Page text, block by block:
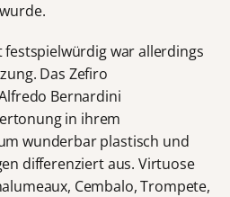
war allerdings
Das Zefiro
Bernardini
in ihrem
wunderbar plastisch und
differenziert aus. Virtuose
Cembalo, Trompete,